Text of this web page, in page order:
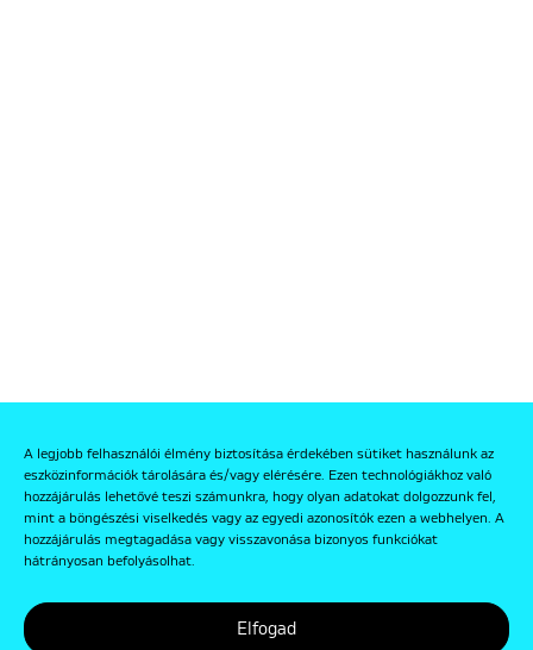
A legjobb felhasználói élmény biztosítása érdekében sütiket használunk az
eszközinformációk tárolására és/vagy elérésére. Ezen technológiákhoz való
hozzájárulás lehetővé teszi számunkra, hogy olyan adatokat dolgozzunk fel,
mint a böngészési viselkedés vagy az egyedi azonosítók ezen a webhelyen. A
hozzájárulás megtagadása vagy visszavonása bizonyos funkciókat
hátrányosan befolyásolhat.
Elfogad